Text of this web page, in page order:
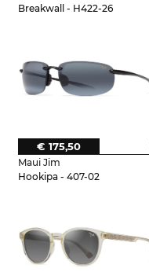
Breakwall - H422-26
Maui Jim
Hookipa - 407-02
€ 175,50